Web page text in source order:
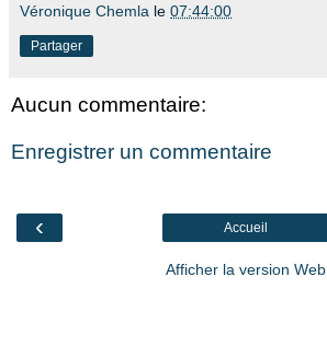
Véronique Chemla le 07:44:00
Partager
Aucun commentaire:
Enregistrer un commentaire
‹ Accueil
Afficher la version Web